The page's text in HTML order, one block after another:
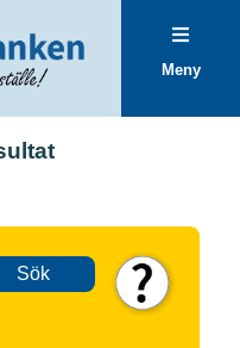
Meny
Sök